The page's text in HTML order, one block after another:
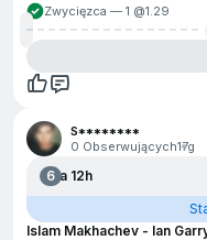
Zwycięzca — 1 @1.29
S********
0 Obserwujących17g
6Za 12h
Islam Makhachev - Ian